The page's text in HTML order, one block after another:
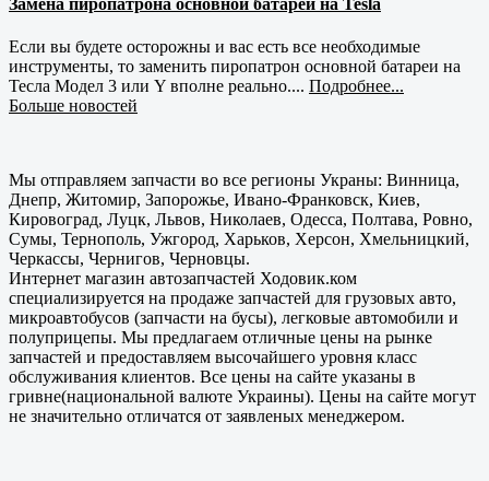
Замена пиропатрона основной батареи на Tesla
Если вы будете осторожны и вас есть все необходимые
инструменты, то заменить пиропатрон основной батареи на
Тесла Модел 3 или Y вполне реально.... Подробнее...
Больше новостей
Мы отправляем запчасти во все регионы Украны: Винница,
Днепр, Житомир, Запорожье, Ивано-Франковск, Киев,
Кировоград, Луцк, Львов, Николаев, Одесса, Полтава, Ровно,
Сумы, Тернополь, Ужгород, Харьков, Херсон, Хмельницкий,
Черкассы, Чернигов, Черновцы.
Интернет магазин автозапчастей Ходовик.ком
специализируется на продаже запчастей для грузовых авто,
микроавтобусов (запчасти на бусы), легковые автомобили и
полуприцепы. Мы предлагаем отличные цены на рынке
запчастей и предоставляем высочайшего уровня класс
обслуживания клиентов. Все цены на сайте указаны в
гривне(национальной валюте Украины). Цены на сайте могут
не значительно отличатся от заявленых менеджером.